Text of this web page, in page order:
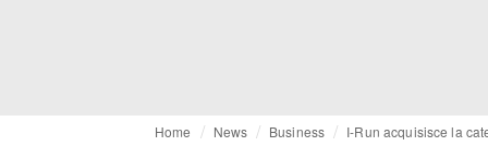
Home News Business I-Run acquisisce la